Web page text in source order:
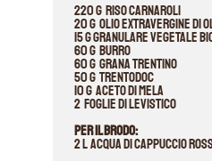
220 g riso Carnaroli
20 g olio extravergine di
15 g Granulare Vegetale
60 g burro
60 g Grana Trentino
50 g Trentodoc
10 g aceto di mela
2 foglie di levistico
Per il brodo:
2 l acqua di cappuccio